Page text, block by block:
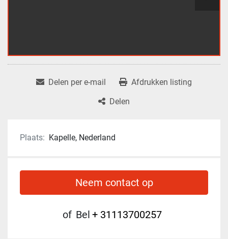
Delen per e-mail
Afdrukken listing
Delen
Plaats: Kapelle, Nederland
Neem contact op
of Bel + 31113700257